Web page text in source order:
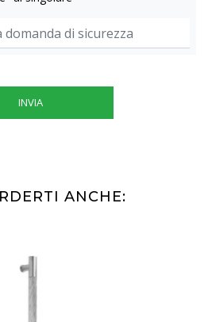
INVIA
ANCHE: